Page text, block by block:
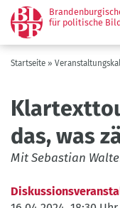
Direkt
zum
Inhalt
für politische
Pfadnavigation
Startseite
das, was
Mit Sebastian